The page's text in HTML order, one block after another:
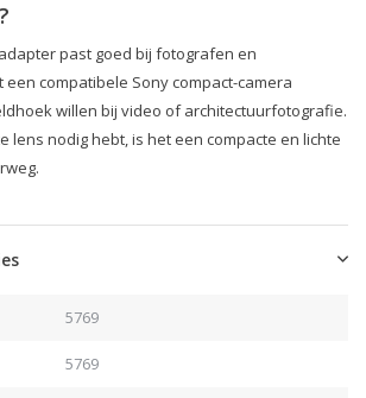
past goed bij fotografen en
compatibele Sony compact-camera
willen bij video of architectuurfotografie.
lens nodig hebt, is het een compacte en lichte
5769
5769